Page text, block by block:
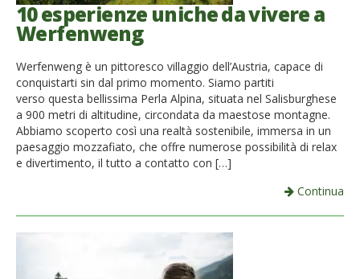
10 esperienze uniche da vivere a
Werfenweng
Werfenweng è un pittoresco villaggio dell’Austria, capace di
conquistarti sin dal primo momento. Siamo partiti
verso questa bellissima Perla Alpina, situata nel Salisburghese
a 900 metri di altitudine, circondata da maestose montagne.
Abbiamo scoperto così una realtà sostenibile, immersa in un
paesaggio mozzafiato, che offre numerose possibilità di relax
e divertimento, il tutto a contatto con […]
Continua